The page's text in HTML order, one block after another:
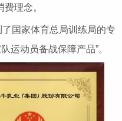
理念。
国家体育总局训练局的专
运动员备战保障产品”。